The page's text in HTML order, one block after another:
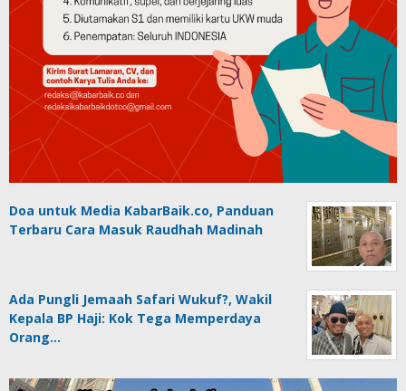
Doa untuk Media KabarBaik.co, Panduan
Terbaru Cara Masuk Raudhah Madinah
Ada Pungli Jemaah Safari Wukuf?, Wakil
Kepala BP Haji: Kok Tega Memperdaya
Orang…